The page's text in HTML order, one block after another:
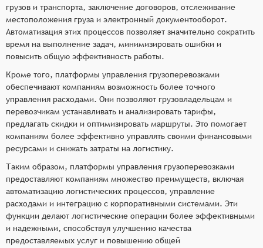
грузов и транспорта, заключение договоров, отслеживание
местоположения груза и электронный документооборот.
Автоматизация этих процессов позволяет значительно сократить
время на выполнение задач, минимизировать ошибки и
повысить общую эффективность работы.
Кроме того, платформы управления грузоперевозками
обеспечивают компаниям возможность более точного
управления расходами. Они позволяют грузовладельцам и
перевозчикам устанавливать и анализировать тарифы,
предлагать скидки и оптимизировать маршруты. Это помогает
компаниям более эффективно управлять своими финансовыми
ресурсами и снижать затраты на логистику.
Таким образом, платформы управления грузоперевозками
предоставляют компаниям множество преимуществ, включая
автоматизацию логистических процессов, управление
расходами и интеграцию с корпоративными системами. Эти
функции делают логистические операции более эффективными
и надежными, способствуя улучшению качества
предоставляемых услуг и повышению общей